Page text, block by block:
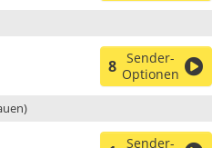
8 Sender-
Optionen
Sender-